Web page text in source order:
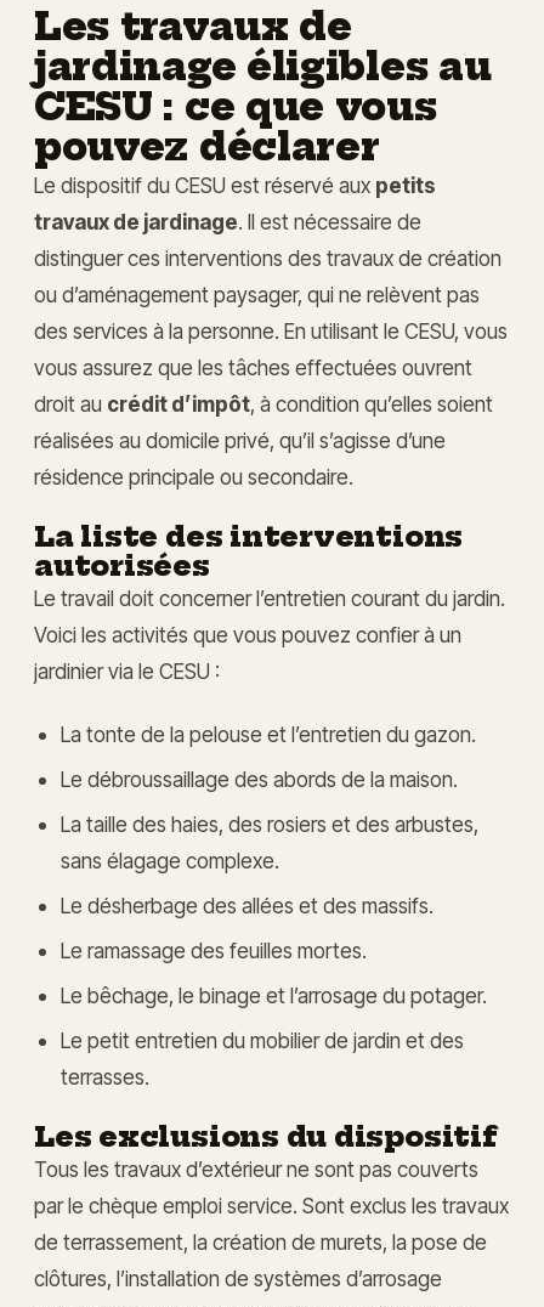
Les travaux de
jardinage éligibles au
CESU : ce que vous
pouvez déclarer
Le dispositif du CESU est réservé aux petits
travaux de jardinage. Il est nécessaire de
distinguer ces interventions des travaux de création
ou d’aménagement paysager, qui ne relèvent pas
des services à la personne. En utilisant le CESU, vous
vous assurez que les tâches effectuées ouvrent
droit au crédit d’impôt, à condition qu’elles soient
réalisées au domicile privé, qu’il s’agisse d’une
résidence principale ou secondaire.
La liste des interventions
autorisées
Le travail doit concerner l’entretien courant du jardin.
Voici les activités que vous pouvez confier à un
jardinier via le CESU :
La tonte de la pelouse et l’entretien du gazon.
Le débroussaillage des abords de la maison.
La taille des haies, des rosiers et des arbustes,
sans élagage complexe.
Le désherbage des allées et des massifs.
Le ramassage des feuilles mortes.
Le bêchage, le binage et l’arrosage du potager.
Le petit entretien du mobilier de jardin et des
terrasses.
Les exclusions du dispositif
Tous les travaux d’extérieur ne sont pas couverts
par le chèque emploi service. Sont exclus les travaux
de terrassement, la création de murets, la pose de
clôtures, l’installation de systèmes d’arrosage